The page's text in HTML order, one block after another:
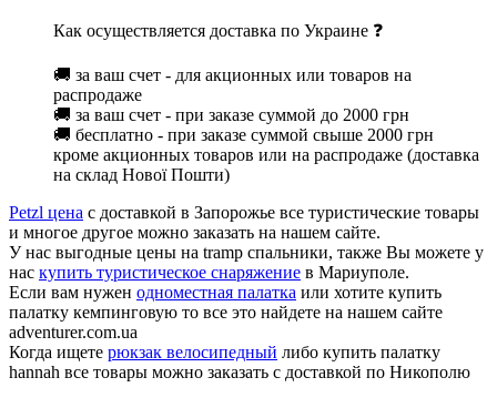
Как осуществляется доставка по Украине ❓
🚚 за ваш счет - для акционных или товаров на
распродаже
🚚 за ваш счет - при заказе суммой до 2000 грн
🚚 бесплатно - при заказе суммой свыше 2000 грн
кроме акционных товаров или на распродаже (доставка
на склад Нової Пошти)
Petzl цена с доставкой в Запорожье все туристические товары
и многое другое можно заказать на нашем сайте.
У нас выгодные цены на tramp спальники, также Вы можете у
нас купить туристическое снаряжение в Мариуполе.
Если вам нужен одноместная палатка или хотите купить
палатку кемпинговую то все это найдете на нашем сайте
adventurer.com.ua
Когда ищете рюкзак велосипедный либо купить палатку
hannah все товары можно заказать с доставкой по Никополю